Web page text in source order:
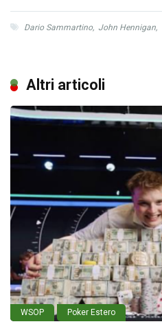
Dario Sammartino, John Hennigan,
Altri articoli
WSOP Poker Estero